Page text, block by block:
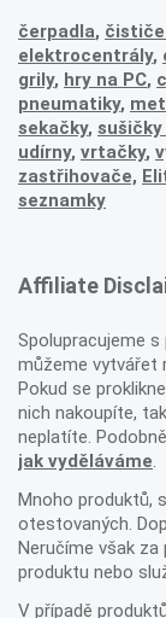
čerpadla, čističe
elektrocentrály,
grily, hry na PC,
pneumatiky,
sekačky, sušičky
udírny, vrtačky,
zastřihovače,
seznamky
Affiliate
Spolupracujeme
můžeme vytvářet
Pokud se
nich nakoupíte,
neplatíte.
jak vyděláváme
Mnoho produktů,
otestovaných.
Neručíme však za
produktu nebo
V případě